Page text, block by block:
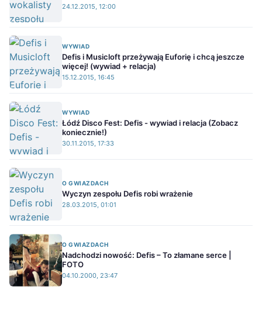
24.12.2015, 12:00
WYWIAD
Defis i Musicloft przeżywają Euforię i chcą jeszcze
więcej! (wywiad + relacja)
15.12.2015, 16:45
WYWIAD
Łódź Disco Fest: Defis - wywiad i relacja (Zobacz
koniecznie!)
30.11.2015, 17:33
O GWIAZDACH
Wyczyn zespołu Defis robi wrażenie
28.03.2015, 01:01
O GWIAZDACH
Nadchodzi nowość: Defis – To złamane serce |
FOTO
04.10.2000, 23:47